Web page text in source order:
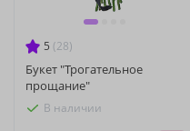
5 (28)
Букет "Трогательное
прощание"
В наличии